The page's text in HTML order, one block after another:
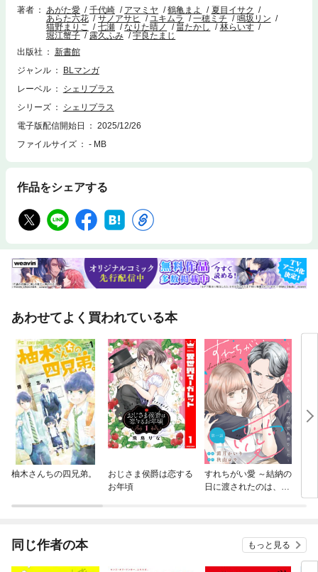
ィーンシロップス」あらた六花 「俺はヒロインになれません。破！」サ
ノアサヒ 「イエスかノーか半分か」ユキムラ×一穂ミチ 「梓くんの溺
愛ミニスケープ」鳴坂リン 「カジノの帝王は夜に囁く」猫野まりこ
太郎の終末」畠たかし ☆ショートコミック「堕落家族論 おかわり！」鶴
亀まよ ☆ショートコミック「ちょっとドMなカズネくん」猫野まりこ
☆ショートコミック「マンガを描くには猫が必要。」林らいす ☆ショー
トコミック「にっちもさっちも」堀江蟹子 ☆レポートマンガ「ドラマC
D「后宮のオメガ」アフレコレポート」露久ふみ ☆キャストインタビュ
ー「露久ふみ原作ドラマCD『后宮のオメガ』キャストインタビュー」
ちらの作品は2026年6月29日までの期間限定配信となります※ 電子版
す。プレゼント・アンケート等は締め切りが過ぎているものや受付対象外
著者 あがた愛 千代崎 アマミヤ 鶴亀まよ
夏目イサク
あらた六花
サノアサヒ ユキムラ 一穂ミチ
鳴坂リン
猫野まりこ
七瀬 なりた晴ノ 畠たかし
林らいす
堀江蟹子
露久ふみ
宇良たまじ
出版社
新書館
ジャンル
BLマンガ
レーベル
シェリプラス
シリーズ
シェリプラス
電子版配信開始日
2025/12/26
ファイルサイズ
- MB
作品をシェアする
あわせてよく買われている本
柚木さんちの四兄弟。
おじさま侯爵は恋する
お年頃
すれちがい愛 ～結納の
日に渡されたのは、一
同じ作者の本 もっと見る